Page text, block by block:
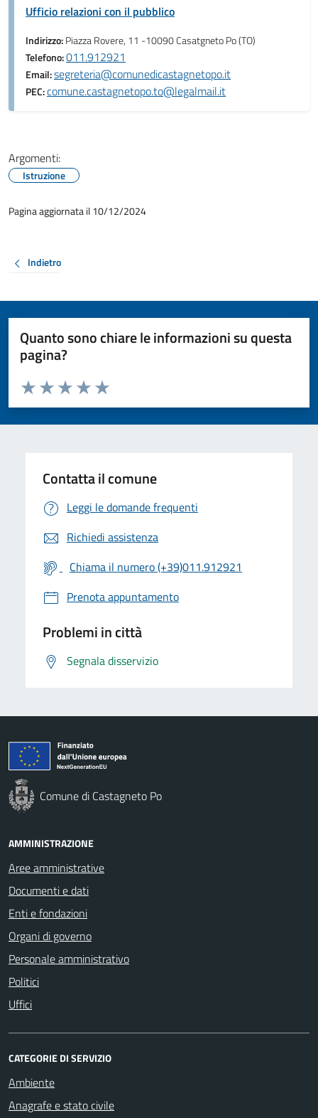
Ufficio relazioni con il pubblico
Indirizzo:Piazza Rovere, 11 -10090 Casatgneto Po (TO)
Telefono:011.912921
Email:segreteria@comunedicastagnetopo.it
PEC:comune.castagnetopo.to@legalmail.it
Argomenti:
Istruzione
Pagina aggiornata il 10/12/2024
Indietro
Quanto sono chiare le informazioni su questa
pagina?
Valuta da 1 a 5 stelle la pagina
Valuta 5 stelle su 5
Valuta 4 stelle su 5
Valuta 3 stelle su 5
Valuta 2 stelle su 5
Valuta 1 stelle su 5
Contatta il comune
Leggi le domande frequenti
Richiedi assistenza
Chiama il numero (+39)011.912921
Prenota appuntamento
Problemi in città
Segnala disservizio
Comune di Castagneto Po
AMMINISTRAZIONE
Aree amministrative
Documenti e dati
Enti e fondazioni
Organi di governo
Personale amministrativo
Politici
Uffici
CATEGORIE DI SERVIZIO
Ambiente
Anagrafe e stato civile